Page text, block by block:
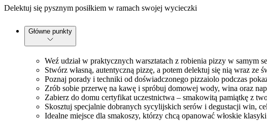
Delektuj się pysznym posiłkiem w ramach swojej wycieczki
Główne punkty
Weź udział w praktycznych warsztatach z robienia pizzy w samym
Stwórz własną, autentyczną pizzę, a potem delektuj się nią wraz
Poznaj porady i techniki od doświadczonego pizzaiolo podczas
Zrób sobie przerwę na kawę i spróbuj domowej wody, wina oraz
Zabierz do domu certyfikat uczestnictwa – smakowitą pamiątkę z
Skosztuj specjalnie dobranych sycylijskich serów i degustacji win,
Idealne miejsce dla smakoszy, którzy chcą opanować włoskie